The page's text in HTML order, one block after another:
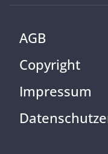
AGB
Copyright
Impressum